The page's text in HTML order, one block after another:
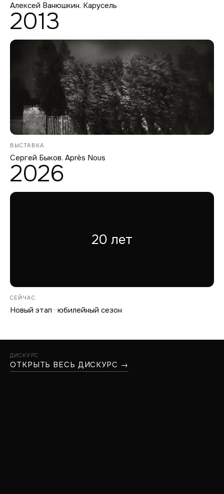
Алексей Ванюшкин. Карусель
2013
ВЫСТАВКА
Сергей Быков. Après Nous
2026
20 лет
СЕЙЧАС
Новый этап · юбилейный сезон
ДИСКУРС
ОТКРЫТЬ ВЕСЬ ДИСКУРС →